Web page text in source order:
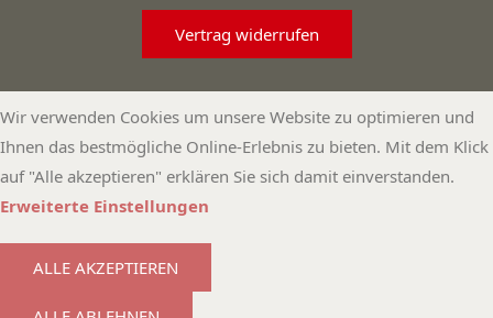
Vertrag widerrufen
Wir verwenden Cookies um unsere Website zu optimieren und
Ihnen das bestmögliche Online-Erlebnis zu bieten. Mit dem Klick
auf "Alle akzeptieren" erklären Sie sich damit einverstanden.
Erweiterte Einstellungen
ALLE AKZEPTIEREN